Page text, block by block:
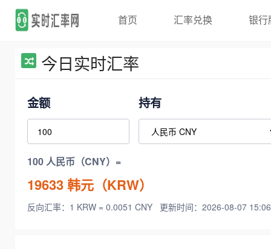
首页 汇率兑换 银行
今日实时汇率
金额 持有
100 人民币（CNY）=
19633韩元（KRW）
反向汇率：1 KRW = 0.0051 CNY 更新时间：2026-08-07